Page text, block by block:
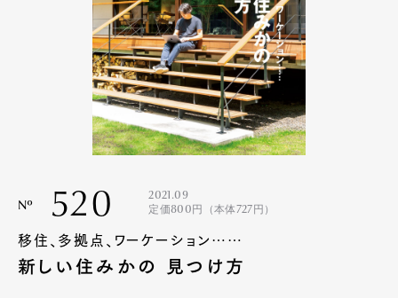
Nº 520
2021.09
定価800円（本体727円）
移住、多拠点、ワーケーション……
新しい住みかの 見つけ方